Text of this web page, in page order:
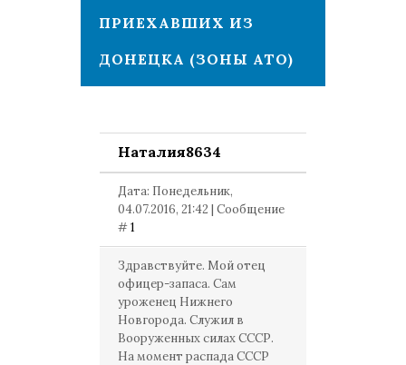
ПРИЕХАВШИХ ИЗ
ДОНЕЦКА (ЗОНЫ АТО)
Наталия8634
Дата: Понедельник,
04.07.2016, 21:42 | Сообщение
#1
Здравствуйте. Мой отец
офицер-запаса. Сам
уроженец Нижнего
Новгорода. Служил в
Вооруженных силах СССР.
На момент распада СССР